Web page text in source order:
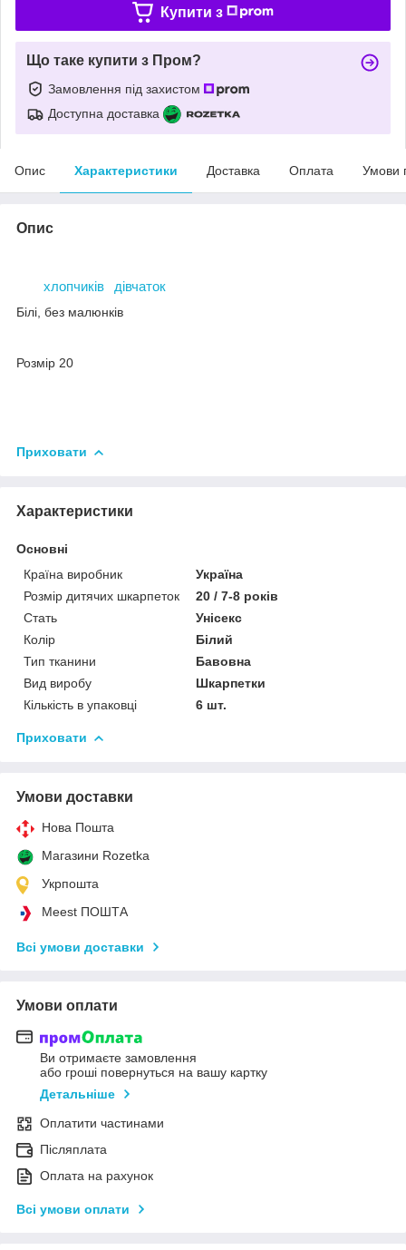
Купити з
Що таке купити з Пром?
Замовлення під захистом
Доступна доставка
Опис Характеристики Доставка Оплата Умови
Опис
хлопчиків дівчаток
Білі, без малюнків
Розмір 20
Приховати
Характеристики
Основні
Країна виробник
Україна
Розмір дитячих шкарпеток
20 / 7-8 років
Стать
Унісекс
Колір
Білий
Тип тканини
Бавовна
Вид виробу
Шкарпетки
Кількість в упаковці
6 шт.
Приховати
Умови доставки
Нова Пошта
Магазини Rozetka
Укрпошта
Meest ПОШТА
Всі умови доставки
Умови оплати
Ви отримаєте замовлення
або гроші повернуться на вашу картку
Детальніше
Оплатити частинами
Післяплата
Оплата на рахунок
Всі умови оплати